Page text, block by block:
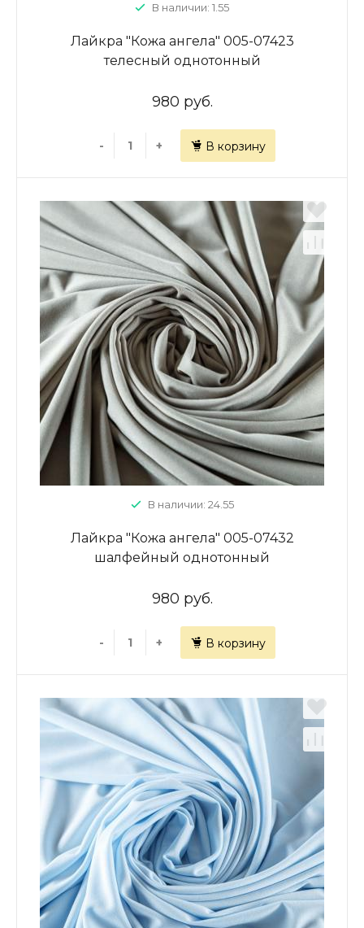
В наличии: 1.55
Лайкра "Кожа ангела" 005-07423
телесный однотонный
980 руб.
- + В корзину
В наличии: 24.55
Лайкра "Кожа ангела" 005-07432
шалфейный однотонный
980 руб.
- + В корзину